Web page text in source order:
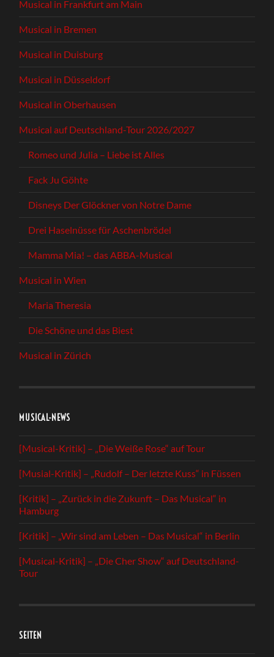
Musical in Frankfurt am Main
Musical in Bremen
Musical in Duisburg
Musical in Düsseldorf
Musical in Oberhausen
Musical auf Deutschland-Tour 2026/2027
Romeo und Julia – Liebe ist Alles
Fack Ju Göhte
Disneys Der Glöckner von Notre Dame
Drei Haselnüsse für Aschenbrödel
Mamma Mia! – das ABBA-Musical
Musical in Wien
Maria Theresia
Die Schöne und das Biest
Musical in Zürich
MUSICAL-NEWS
[Musical-Kritik] – „Die Weiße Rose“ auf Tour
[Musial-Kritik] – „Rudolf – Der letzte Kuss“ in Füssen
[Kritik] – „Zurück in die Zukunft – Das Musical“ in
Hamburg
[Kritik] – „Wir sind am Leben – Das Musical“ in Berlin
[Musical-Kritik] – „Die Cher Show“ auf Deutschland-
Tour
SEITEN